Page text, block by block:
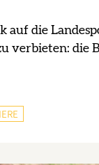
auf die
verbieten: die